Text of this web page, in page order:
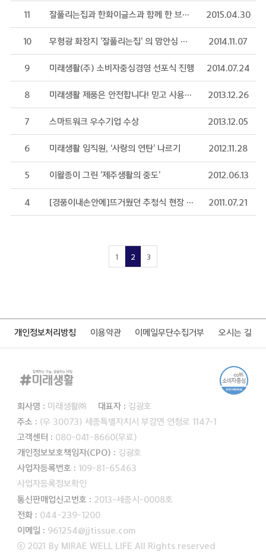
11 잘풀리는집과 한화이글스과 함께 한 브랜드데이 현장스케치 2015.04.30
10 무형광 화장지 ’잘풀리는집’ 의 맘안심 캠페인 2014.11.07
9 미래생활(주) 소비자중심경영 선포식 진행 2014.07.24
8 미래생활 제품은 안전합니다! 믿고 사용하세요! 2013.12.26
7 스마트워크 우수기업 수상 2013.12.05
6 미래생활 임직원, ‘사랑의 연탄’ 나르기 2012.11.28
5 이왈종이 그린 ’제주생활의 중도’ 2012.06.13
4 [경품이내손안에]뜨거웠던 추첨식 현장 속으로 고고! 2011.07.21
1 2 3
개인정보처리방침 이용약관 이메일무단수집거부 오시는 길
회사명 : 미래생활㈜ 대표자 : 김광호
주소 : (우 30073) 세종특별자치시 부강면 연청로 1147-1
고객센터 : 080-041-8660(무료)
개인정보보호책임자(CPO) : 김광호
사업자등록번호 : 109-81-65463
사업자등록정보확인
통신판매업신고번호 : 2013-세종시-0008호
전화 : 044-239-1200
이메일 : 961254@jjtissue.com
ⓒ 2021 By MIRAE WELL LIFE All Rights reserved